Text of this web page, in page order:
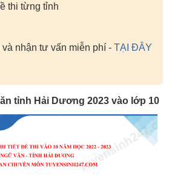
thi từng tỉnh
nhận tư vấn miễn phí - TẠI ĐÂY
tỉnh Hải Dương 2023 vào lớp 10